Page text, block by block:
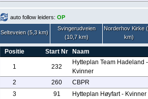
auto follow leiders: OP
Selteveien (5,3 km)
Svingerudveien
(10,7 km)
Norderhov Kirke
km)
Positie Start Nr Naam
1 232
Hytteplan Team Hadeland -
Kvinner
2
260
CBPR
3
91
Hytteplan Høyfart - Kvinner